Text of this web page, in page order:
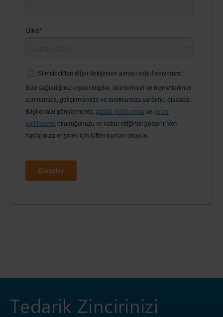
Tedarik Zincirinizi